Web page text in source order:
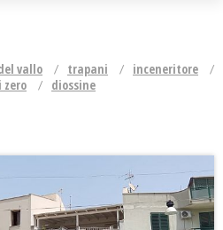
vallo trapani
inceneritore
diossine